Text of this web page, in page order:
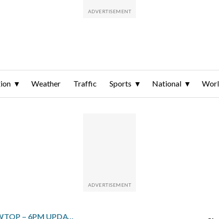
Weather Traffic Sports National
TOP NEWS FROM WTOP – 6PM UPDATE – APRIL 17, 2026